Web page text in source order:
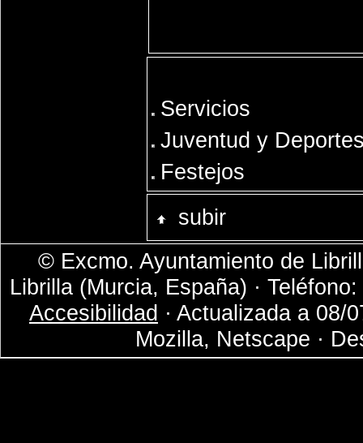
Servicios
Juventud y
Festejos
subir
© Excmo. Ayuntamiento de
Librilla (Murcia, España) ·
Accesibilidad · Actualizada a 08/
Mozilla, Netscape ·